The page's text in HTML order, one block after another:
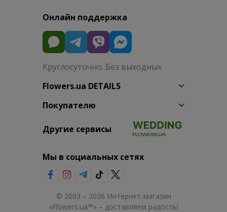
Онлайн поддержка
Круглосуточно. Без выходных
Flowers.ua DETAILS
Покупателю
Другие сервисы
Мы в социальных сетях
© 2003 – 2026 Интернет-магазин
«Flowers.ua™» – доставляем радость!